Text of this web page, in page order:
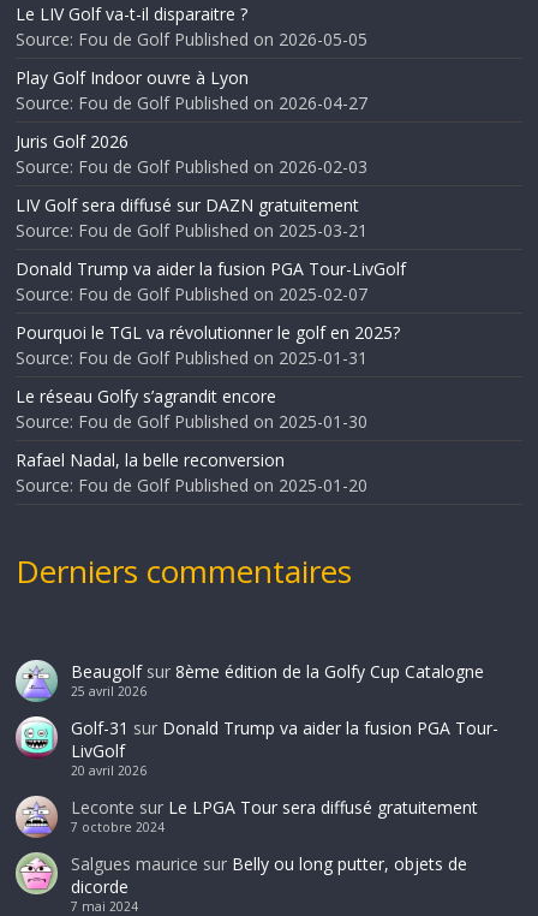
Le LIV Golf va-t-il disparaitre ?
Source: Fou de Golf Published on 2026-05-05
Play Golf Indoor ouvre à Lyon
Source: Fou de Golf Published on 2026-04-27
Juris Golf 2026
Source: Fou de Golf Published on 2026-02-03
LIV Golf sera diffusé sur DAZN gratuitement
Source: Fou de Golf Published on 2025-03-21
Donald Trump va aider la fusion PGA Tour-LivGolf
Source: Fou de Golf Published on 2025-02-07
Pourquoi le TGL va révolutionner le golf en 2025?
Source: Fou de Golf Published on 2025-01-31
Le réseau Golfy s’agrandit encore
Source: Fou de Golf Published on 2025-01-30
Rafael Nadal, la belle reconversion
Source: Fou de Golf Published on 2025-01-20
Derniers commentaires
Beaugolfsur 8ème édition de la Golfy Cup Catalogne
25 avril 2026
Golf-31 sur Donald Trump va aider la fusion PGA Tour-
LivGolf
20 avril 2026
Leconte sur Le LPGA Tour sera diffusé gratuitement
7 octobre 2024
Salgues maurice sur Belly ou long putter, objets de
dicorde
7 mai 2024